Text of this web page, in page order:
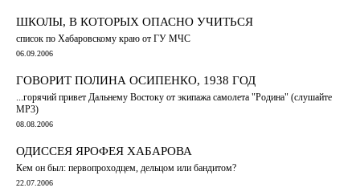
ШКОЛЫ, В КОТОРЫХ ОПАСНО УЧИТЬСЯ
список по Хабаровскому краю от ГУ МЧС
06.09.2006
ГОВОРИТ ПОЛИНА ОСИПЕНКО, 1938 ГОД
...горячий привет Дальнему Востоку от экипажа самолета "Родина" (слушайте
МР3)
08.08.2006
ОДИССЕЯ ЯРОФЕЯ ХАБАРОВА
Кем он был: первопроходцем, дельцом или бандитом?
22.07.2006